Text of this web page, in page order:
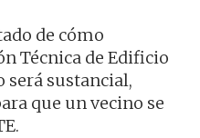
de cómo
Técnica de Edificio
será sustancial,
que un vecino se